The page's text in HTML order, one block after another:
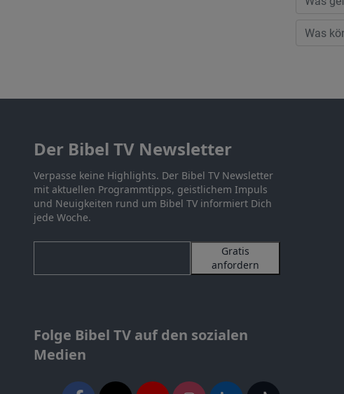
Der Bibel TV Newsletter
Verpasse keine Highlights. Der Bibel TV Newsletter
mit aktuellen Programmtipps, geistlichem Impuls
und Neuigkeiten rund um Bibel TV informiert Dich
jede Woche.
Gratis
anfordern
Folge Bibel TV auf den sozialen
Medien